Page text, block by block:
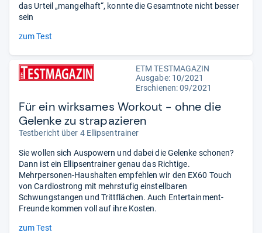
das Urteil „mangelhaft“, konnte die Gesamtnote nicht besser
sein
zum Test
ETM TESTMAGAZIN
Ausgabe: 10/2021
Erschienen: 09/2021
Für ein wirksames Workout - ohne die
Gelenke zu strapazieren
Testbericht über 4 Ellipsentrainer
Sie wollen sich Auspowern und dabei die Gelenke schonen?
Dann ist ein Ellipsentrainer genau das Richtige.
Mehrpersonen-Haushalten empfehlen wir den EX60 Touch
von Cardiostrong mit mehrstufig einstellbaren
Schwungstangen und Trittflächen. Auch Entertainment-
Freunde kommen voll auf ihre Kosten.
zum Test